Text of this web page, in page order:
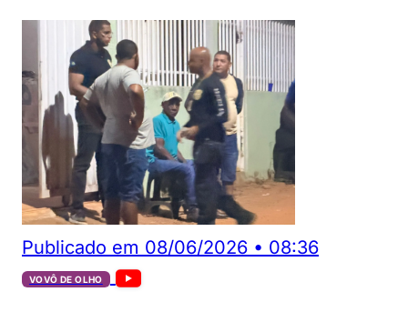
Publicado em 08/06/2026 • 08:36
VOVÔ DE OLHO